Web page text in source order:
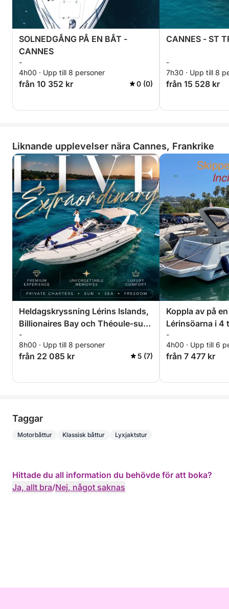
SOLNEDGÅNG PÅ EN BÅT -
CANNES
-
4h00 · Upp till 8 personer
från 10 352 kr 0 (0)
CANNES - ST
-
7h30 · Upp till 8
från 15 528 kr
Liknande upplevelser nära Cannes, Frankrike
Heldagskryssning Lérins Islands,
Billionaires Bay och Théoule-sur-
Mer
-
8h00 · Upp till 8 personer
från 22 085 kr 5 (7)
Koppla av på
Lérinsöarna i 4
Specialrabatt
-
4h00 · Upp till 6
från 7 477 kr
Taggar
Motorbåttur Klassisk båttur Lyxjaktstur
Hittade du all information du behövde för att boka?
Ja, allt bra/Nej, något saknas